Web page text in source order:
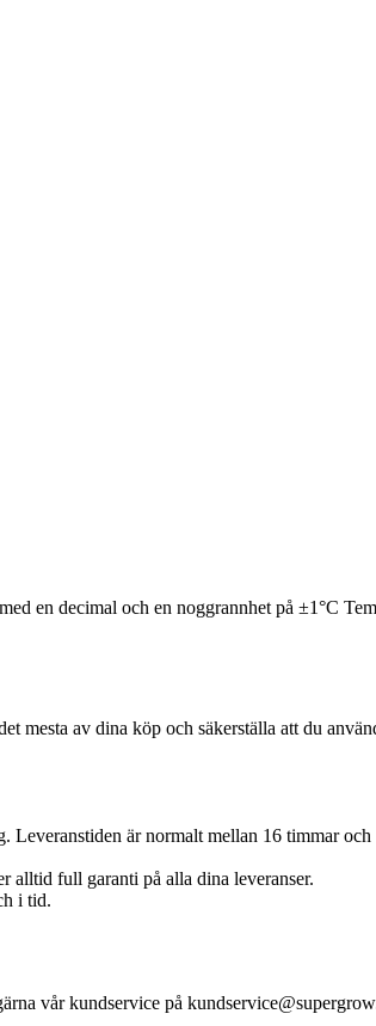
en decimal och en noggrannhet på ±1°C
mesta av dina köp och säkerställa att du
Leveranstiden är normalt mellan 16 timmar
alltid full garanti på alla dina leveranser.
i tid.
vår kundservice på